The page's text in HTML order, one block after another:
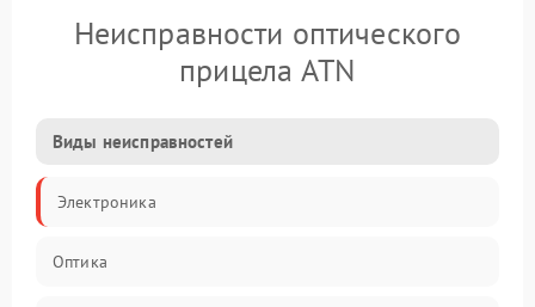
Неисправности оптического
прицела ATN
Виды неисправностей
Электроника
Оптика